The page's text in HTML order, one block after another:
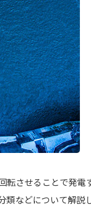
転させることで発電
類などについて解説